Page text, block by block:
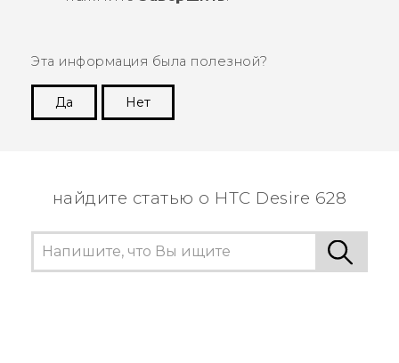
Эта информация была полезной?
Да
Нет
найдите статью о HTC Desire 628